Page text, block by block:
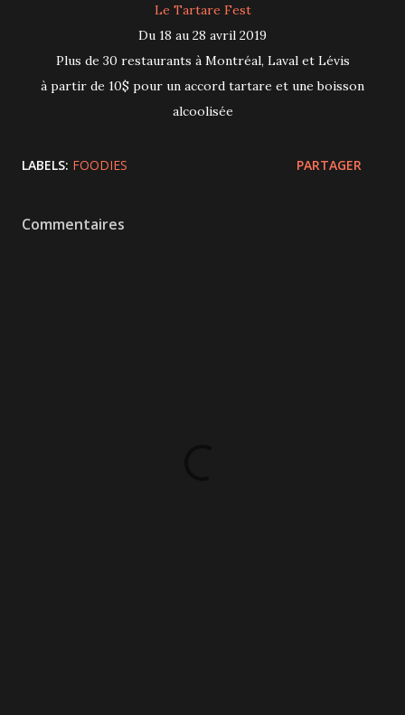
Le Tartare Fest
Du 18 au 28 avril 2019
Plus de 30 restaurants à Montréal, Laval et Lévis
à partir de 10$ pour un accord tartare et une boisson
alcoolisée
LABELS: FOODIES PARTAGER
Commentaires